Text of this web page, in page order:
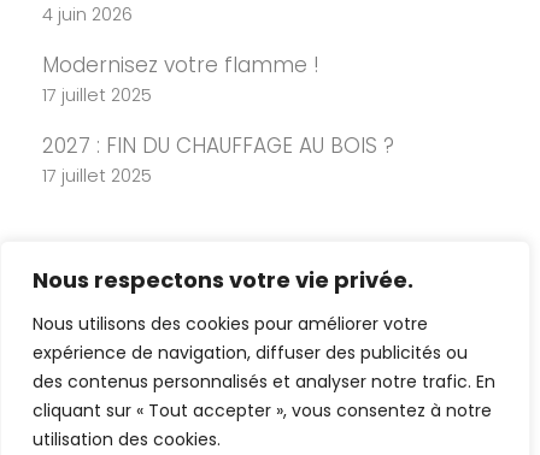
Nous respectons votre vie privée.
Nous utilisons des cookies pour améliorer votre
expérience de navigation, diffuser des publicités ou
des contenus personnalisés et analyser notre trafic. En
cliquant sur « Tout accepter », vous consentez à notre
utilisation des cookies.
4 juin 2026
Modernisez votre flamme !
17 juillet 2025
2027 : FIN DU CHAUFFAGE AU BOIS ?
17 juillet 2025
Copyright 2026 Cheminée Design -
Mentions légales